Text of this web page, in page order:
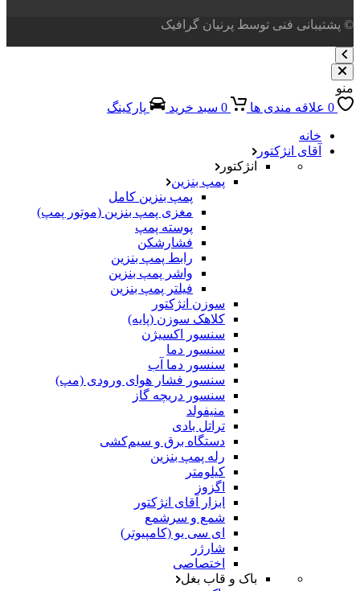
© پشتیبانی فنی توسط پرنیان گرافیک
منو
0 علاقه مندی ها 0 سبد خرید پارکینگ
خانه
آقای انژکتور
انژکتور
پمپ بنزین
پمپ بنزین کامل
مغزی پمپ بنزین (موتور پمپ)
پوسته پمپ
فشارشکن
رابط پمپ بنزین
واشر پمپ بنزین
فیلتر پمپ بنزین
سوزن انژکتور
کلاهک سوزن (پایه)
سنسور اکسیژن
سنسور دما
سنسور دما آب
سنسور فشار هوای ورودی (مپ)
سنسور دریچه گاز
منیفولد
تراتل بادی
دستگاه برق و سیم‌کشی
رله پمپ بنزین
کیلومتر
اگزوز
ابزار آقای انژکتور
شمع و سرشمع
ای سی یو (کامپیوتر)
شارژر
اختصاصی
باک و قاب بغل